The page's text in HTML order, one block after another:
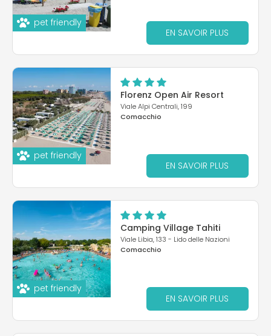
pet friendly
EN SAVOIR PLUS
pet friendly
Florenz Open Air Resort
Viale Alpi Centrali, 199
Comacchio
EN SAVOIR PLUS
pet friendly
Camping Village Tahiti
Viale Libia, 133 - Lido delle Nazioni
Comacchio
EN SAVOIR PLUS